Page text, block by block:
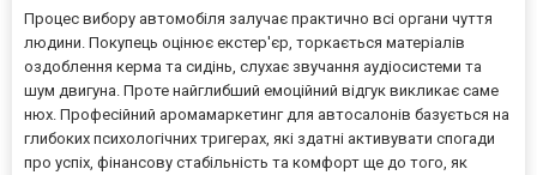
Процес вибору автомобіля залучає практично всі органи чуття
людини. Покупець оцінює екстер'єр, торкається матеріалів
оздоблення керма та сидінь, слухає звучання аудіосистеми та
шум двигуна. Проте найглибший емоційний відгук викликає саме
нюх. Професійний аромамаркетинг для автосалонів базується на
глибоких психологічних тригерах, які здатні активувати спогади
про успіх, фінансову стабільність та комфорт ще до того, як